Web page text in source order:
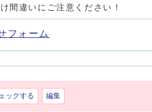
間違いにご注意ください！
フォーム
ックする 編集